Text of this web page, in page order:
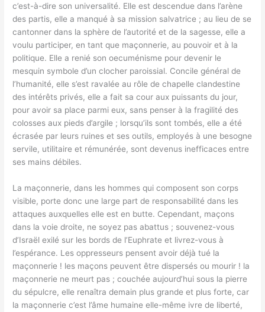
c’est-à-dire son universalité. Elle est descendue dans l’arène
des partis, elle a manqué à sa mission salvatrice ; au lieu de se
cantonner dans la sphère de l’autorité et de la sagesse, elle a
voulu participer, en tant que maçonnerie, au pouvoir et à la
politique. Elle a renié son oecuménisme pour devenir le
mesquin symbole d’un clocher paroissial. Concile général de
l’humanité, elle s’est ravalée au rôle de chapelle clandestine
des intérêts privés, elle a fait sa cour aux puissants du jour,
pour avoir sa place parmi eux, sans penser à la fragilité des
colosses aux pieds d’argile ; lorsqu’ils sont tombés, elle a été
écrasée par leurs ruines et ses outils, employés à une besogne
servile, utilitaire et rémunérée, sont devenus inefficaces entre
ses mains débiles.
La maçonnerie, dans les hommes qui composent son corps
visible, porte donc une large part de responsabilité dans les
attaques auxquelles elle est en butte. Cependant, maçons
dans la voie droite, ne soyez pas abattus ; souvenez-vous
d’Israël exilé sur les bords de l’Euphrate et livrez-vous à
l’espérance. Les oppresseurs pensent avoir déjà tué la
maçonnerie ! les maçons peuvent être dispersés ou mourir ! la
maçonnerie ne meurt pas ; couchée aujourd’hui sous la pierre
du sépulcre, elle renaîtra demain plus grande et plus forte, car
la maçonnerie c’est l’âme humaine elle-même ivre de liberté,